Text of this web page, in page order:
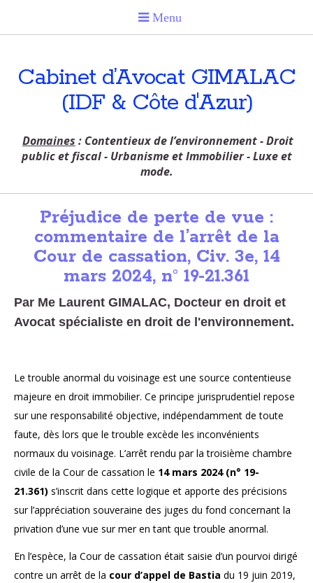
Cabinet d’Avocat GIMALAC
(IDF & Côte d'Azur)
Domaines : Contentieux de l’environnement - Droit
public et fiscal - Urbanisme et Immobilier - Luxe et
mode.
Préjudice de perte de vue :
commentaire de l’arrêt de la
Cour de cassation, Civ. 3e, 14
mars 2024, n° 19-21.361
Par Me Laurent GIMALAC, Docteur en droit et
Avocat spécialiste en droit de l'environnement.
Le trouble anormal du voisinage est une source contentieuse
majeure en droit immobilier. Ce principe jurisprudentiel repose
sur une responsabilité objective, indépendamment de toute
faute, dès lors que le trouble excède les inconvénients
normaux du voisinage. L’arrêt rendu par la troisième chambre
civile de la Cour de cassation le 14 mars 2024 (n° 19-
21.361) s’inscrit dans cette logique et apporte des précisions
sur l’appréciation souveraine des juges du fond concernant la
privation d’une vue sur mer en tant que trouble anormal.
En l’espèce, la Cour de cassation était saisie d’un pourvoi dirigé
contre un arrêt de la cour d’appel de Bastia du 19 juin 2019,